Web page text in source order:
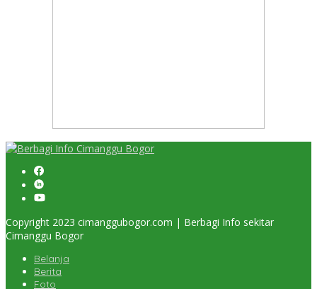
Copyright 2023 cimanggubogor.com | Berbagi Info sekitar
Cimanggu Bogor
Belanja
Berita
Foto